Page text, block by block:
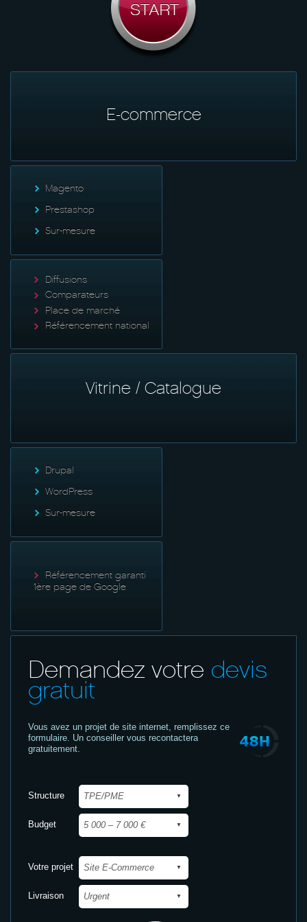
E-commerce
Magento
Prestashop
Sur-mesure
Diffusions
Comparateurs
Place de marché
Référencement national
Vitrine / Catalogue
Drupal
WordPress
Sur-mesure
Référencement garanti
1ère page de Google
Demandez votre devis
gratuit
Vous avez un projet de site internet, remplissez ce
formulaire. Un conseiller vous recontactera
gratuitement.
Structure
Budget
Votre projet
Livraison